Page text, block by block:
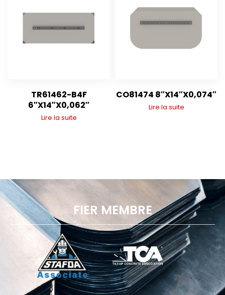
TR61462-B4F
6″X14″X0,062″
Lire la suite
CO81474 8″X14″X0,074″
Lire la suite
FIER MEMBRE